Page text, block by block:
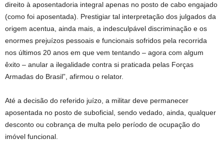
direito à aposentadoria integral apenas no posto de cabo engajado
(como foi aposentada). Prestigiar tal interpretação dos julgados da
origem acentua, ainda mais, a indesculpável discriminação e os
enormes prejuízos pessoais e funcionais sofridos pela recorrida
nos últimos 20 anos em que vem tentando – agora com algum
êxito – anular a ilegalidade contra si praticada pelas Forças
Armadas do Brasil”, afirmou o relator.
Até a decisão do referido juízo, a militar deve permanecer
aposentada no posto de suboficial, sendo vedado, ainda, qualquer
desconto ou cobrança de multa pelo período de ocupação do
imóvel funcional.